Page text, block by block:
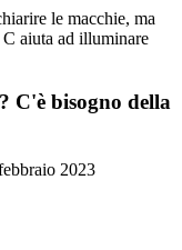
le macchie, ma
aiuta ad illuminare
C'è bisogno della
2023